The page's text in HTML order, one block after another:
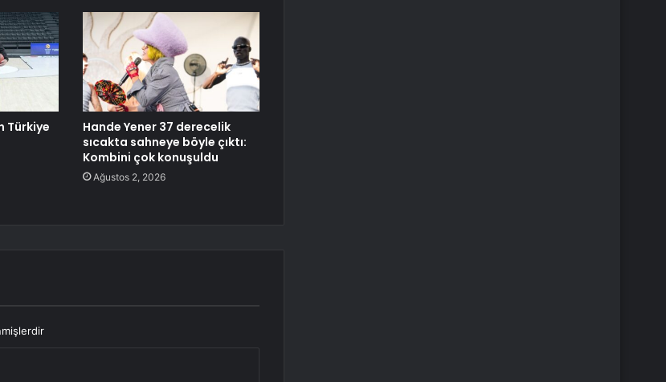
Türkiye
Hande Yener 37 derecelik
sıcakta sahneye böyle çıktı:
Kombini çok konuşuldu
Ağustos 2, 2026